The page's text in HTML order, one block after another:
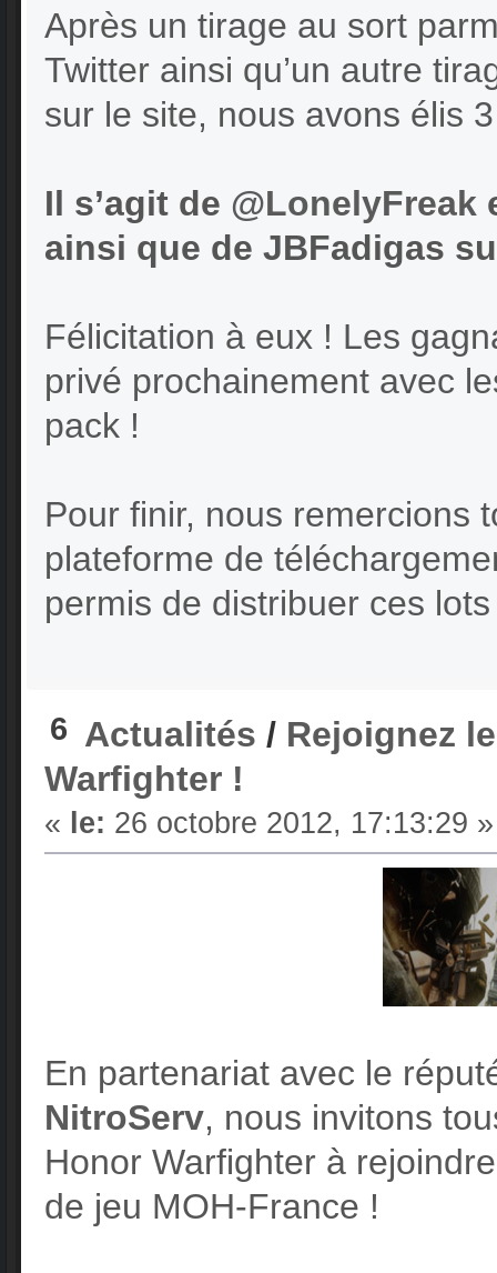
Après un tirage au sort
Twitter ainsi qu’un autre
sur le site, nous avons élis
Il s’agit de @LonelyFreak
ainsi que de JBFadigas
Félicitation à eux ! Les
privé prochainement avec
pack !
Pour finir, nous remercions
plateforme de
permis de distribuer ces
6 Actualités / Rejoignez
Warfighter !
« le: 26 octobre 2012, 17:13:29 »
En partenariat avec le
NitroServ, nous invitons
Honor Warfighter à
de jeu MOH-France !